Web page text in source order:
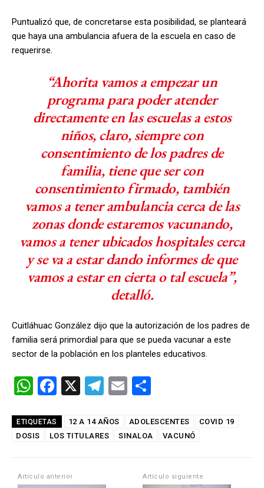
Puntualizó que, de concretarse esta posibilidad, se planteará
que haya una ambulancia afuera de la escuela en caso de
requerirse.
“Ahorita vamos a empezar un
programa para poder atender
directamente en las escuelas a estos
niños, claro, siempre con
consentimiento de los padres de
familia, tiene que ser con
consentimiento firmado, también
vamos a tener ambulancia cerca de las
zonas donde estaremos vacunando,
vamos a tener ubicados hospitales cerca
y se va a estar dando informes de que
vamos a estar en cierta o tal escuela”,
detalló.
Cuitláhuac González dijo que la autorización de los padres de
familia será primordial para que se pueda vacunar a este
sector de la población en los planteles educativos.
W
at
s
p
F
ce
b
o
X
T
e
gr
m
E
ail m
p
tir
ETIQUETAS 12 A 14 AÑOS ADOLESCENTES
COVID 19
DOSIS
LOS TITULARES SINALOA VACUNÓ
Artículo anterior Artículo siguiente